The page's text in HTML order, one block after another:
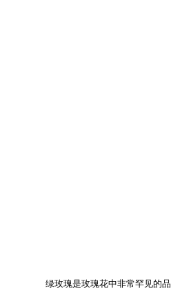
绿玫瑰是玫瑰花中非常罕见的品